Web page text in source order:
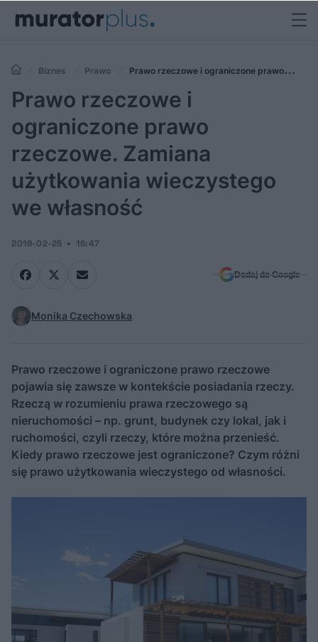
Biznes Prawo
Prawo rzeczowe i ograniczone prawo
rzeczowe. Zamiana użytkowania wieczystego we własność
Prawo rzeczowe i
ograniczone prawo
rzeczowe. Zamiana
użytkowania wieczystego
we własność
2019-02-25 16:47
Dodaj do Google
Monika Czechowska
Prawo rzeczowe i ograniczone prawo rzeczowe
pojawia się zawsze w kontekście posiadania rzeczy.
Rzeczą w rozumieniu prawa rzeczowego są
nieruchomości – np. grunt, budynek czy lokal, jak i
ruchomości, czyli rzeczy, które można przenieść.
Kiedy prawo rzeczowe jest ograniczone? Czym różni
się prawo użytkowania wieczystego od własności.